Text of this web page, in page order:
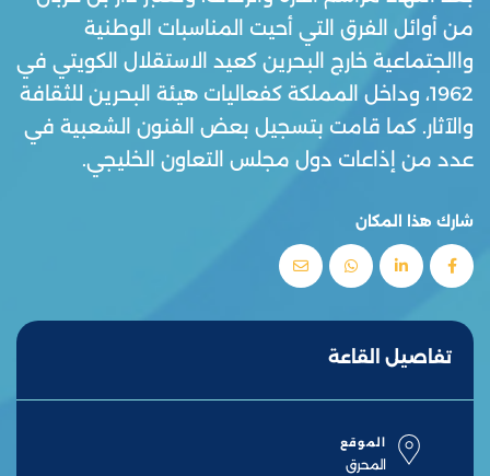
من أوائل الفرق التي أحيت المناسبات الوطنية
واالجتماعية خارج البحرين كعيد الاستقلال الكويتي في
1962، وداخل المملكة كفعاليات هيئة البحرين للثقافة
والآثار. كما قامت بتسجيل بعض الفنون الشعبية في
عدد من إذاعات دول مجلس التعاون الخليجي.
شارك هذا المكان
تفاصيل القاعة
الموقع
المحرق